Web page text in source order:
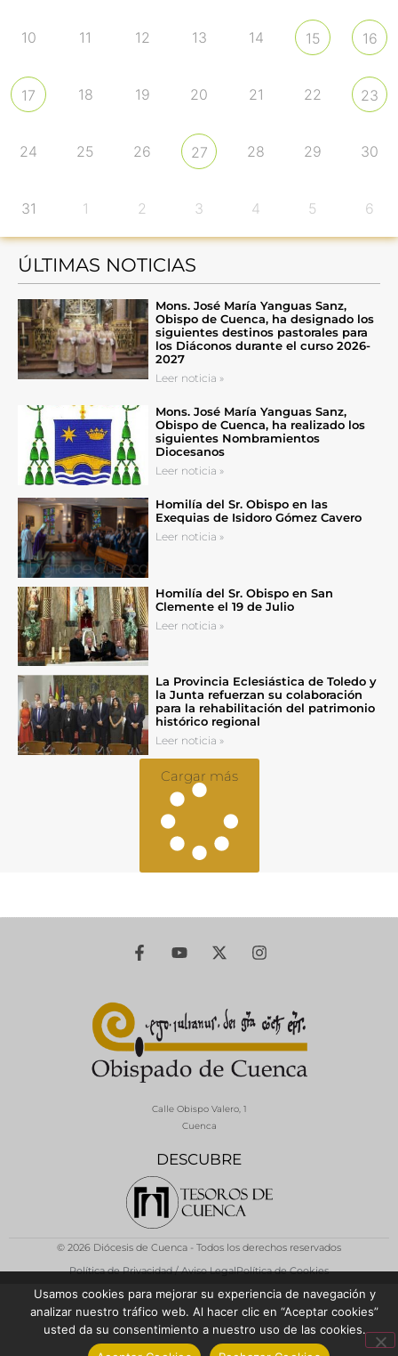
10 11 12 13 14 15 16
17 18 19 20 21 22 23
24 25 26 27 28 29 30
31 1 2 3 4 5 6
ÚLTIMAS NOTICIAS
Mons. José María Yanguas Sanz,
Obispo de Cuenca, ha designado los
siguientes destinos pastorales para
los Diáconos durante el curso 2026-
2027
Leer noticia »
Mons. José María Yanguas Sanz,
Obispo de Cuenca, ha realizado los
siguientes Nombramientos
Diocesanos
Leer noticia »
Homilía del Sr. Obispo en las
Exequias de Isidoro Gómez Cavero
Leer noticia »
Homilía del Sr. Obispo en San
Clemente el 19 de Julio
Leer noticia »
La Provincia Eclesiástica de Toledo y
la Junta refuerzan su colaboración
para la rehabilitación del patrimonio
histórico regional
Leer noticia »
Cargar más
DESCUBRE
Calle Obispo Valero, 1
Cuenca
© 2026 Diócesis de Cuenca - Todos los derechos reservados
Política de Privacidad / Aviso LegalPolítica de Cookies
Usamos cookies para mejorar su experiencia de navegación y
analizar nuestro tráfico web. Al hacer clic en “Aceptar cookies”
usted da su consentimiento a nuestro uso de las cookies.